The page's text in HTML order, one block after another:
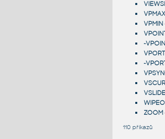
VPMAX
VPMIN
-
-
VSLIDE
ZOOM
110 příkazů